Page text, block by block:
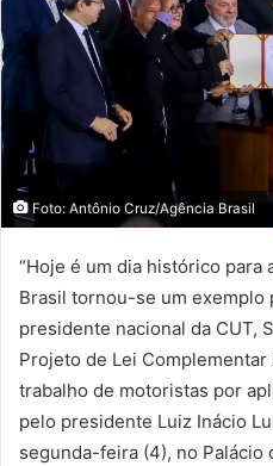
Foto: Antônio Cruz/Agência Brasil
“Hoje é um dia histórico para
Brasil tornou-se um exemplo
presidente nacional da CUT,
Projeto de Lei
trabalho de motoristas por
pelo presidente Luiz Inácio
segunda-feira (4), no Palácio